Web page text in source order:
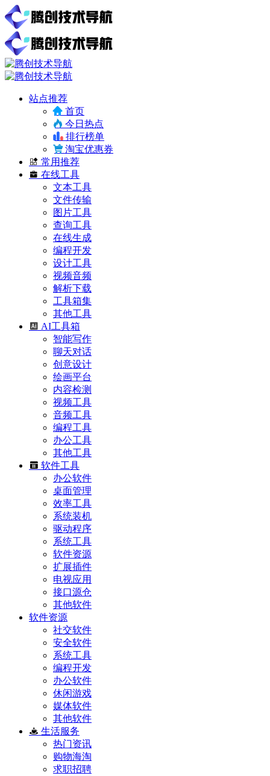
站点推荐
首页
今日热点
排行榜单
淘宝优惠券
常用推荐
在线工具
文本工具
文件传输
图片工具
查询工具
在线生成
编程开发
设计工具
视频音频
解析下载
工具箱集
其他工具
AI工具箱
智能写作
聊天对话
创意设计
绘画平台
内容检测
视频工具
音频工具
编程工具
办公工具
其他工具
软件工具
办公软件
桌面管理
效率工具
系统装机
驱动程序
系统工具
软件资源
扩展插件
电视应用
接口源仓
其他软件
软件资源
社交软件
安全软件
系统工具
编程开发
办公软件
休闲游戏
媒体软件
其他软件
生活服务
热门资讯
购物海淘
求职招聘